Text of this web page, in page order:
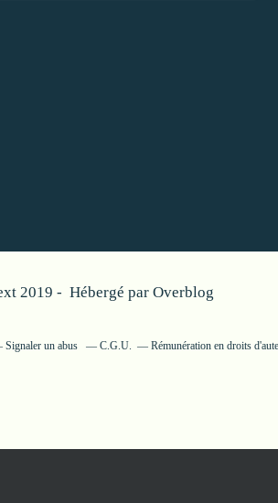
2019 - Hébergé par Overblog
Signaler un abus C.G.U. Rémunération en droits